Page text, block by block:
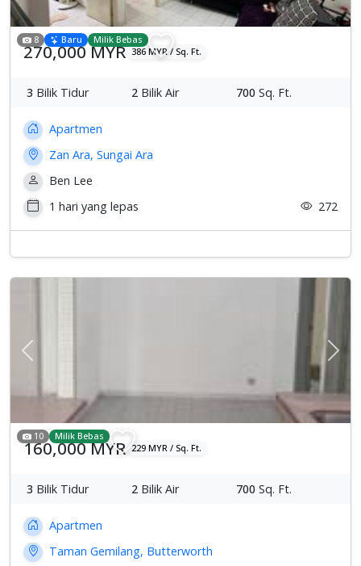
8 Baru Milik Bebas
270,000 MYR 386 MYR / Sq. Ft.
3 Bilik Tidur 2 Bilik Air 700 Sq. Ft.
Apartmen
Zan Ara, Sungai Ara
Ben Lee
1 hari yang lepas
272
Previous
10 Milik Bebas
160,000 MYR 229 MYR / Sq. Ft.
3 Bilik Tidur 2 Bilik Air 700 Sq. Ft.
Apartmen
Taman Gemilang, Butterworth